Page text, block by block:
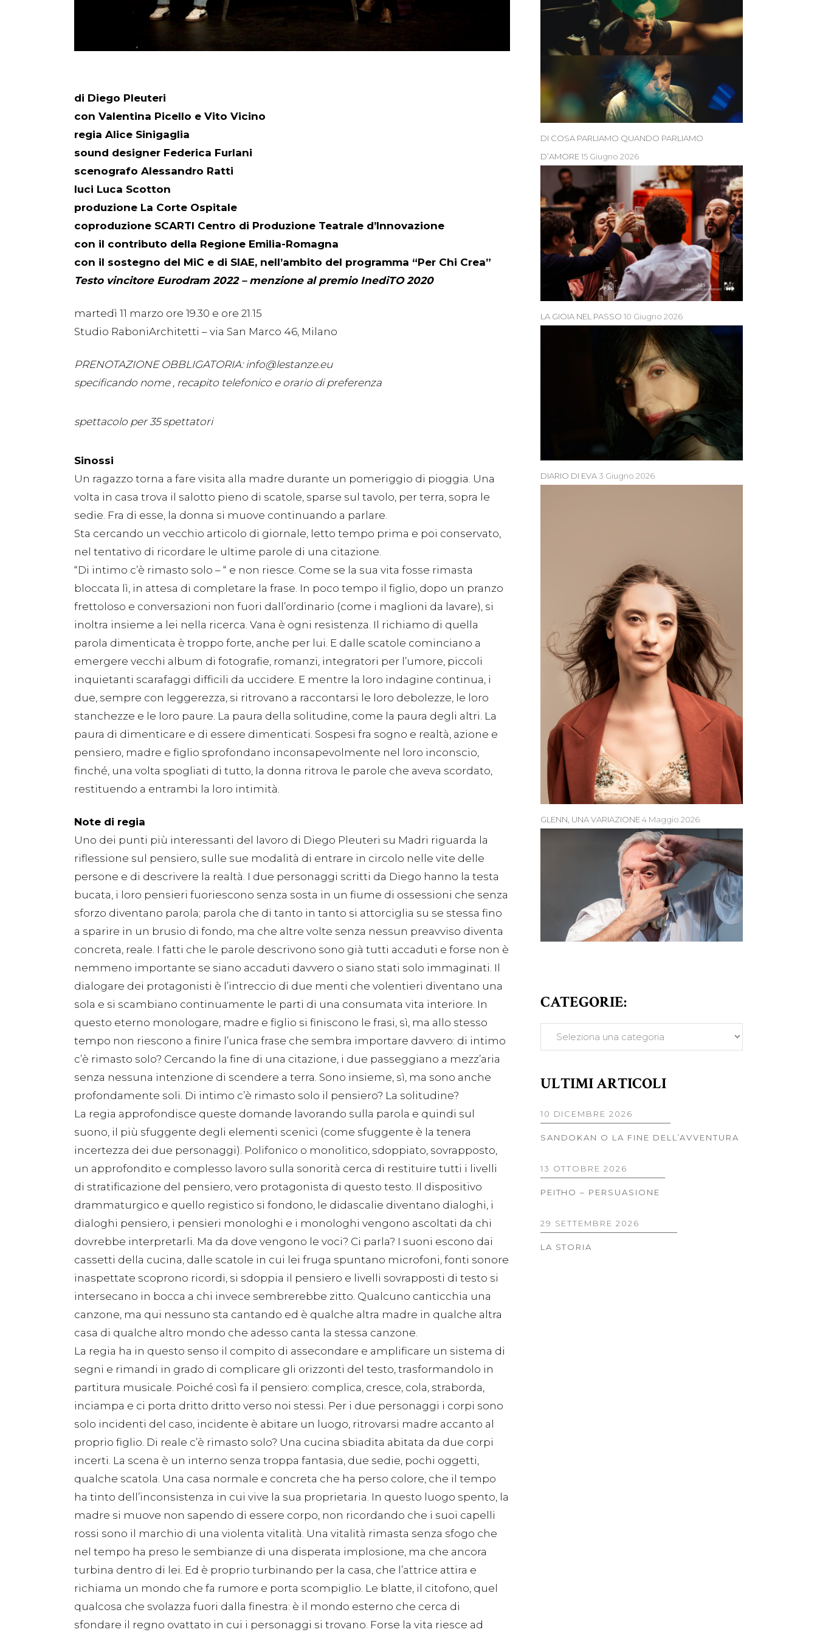
di Diego Pleuteri
con Valentina Picello e Vito Vicino
regia Alice Sinigaglia
sound designer Federica Furlani
scenografo Alessandro Ratti
luci Luca Scotton
produzione La Corte Ospitale
coproduzione SCARTI Centro di Produzione Teatrale d’Innovazione
con il contributo della Regione Emilia-Romagna
con il sostegno del MiC e di SIAE, nell’ambito del programma “Per Chi Crea”
Testo vincitore Eurodram 2022 – menzione al premio InediTO 2020
martedì 11 marzo ore 19.30 e ore 21.15
Studio RaboniArchitetti – via San Marco 46, Milano
PRENOTAZIONE OBBLIGATORIA: info@lestanze.eu
specificando nome , recapito telefonico e orario di preferenza
spettacolo per 35 spettatori
Sinossi
Un ragazzo torna a fare visita alla madre durante un pomeriggio di pioggia. Una
volta in casa trova il salotto pieno di scatole, sparse sul tavolo, per terra, sopra le
sedie. Fra di esse, la donna si muove continuando a parlare.
Sta cercando un vecchio articolo di giornale, letto tempo prima e poi conservato,
nel tentativo di ricordare le ultime parole di una citazione.
“Di intimo c’è rimasto solo – “ e non riesce. Come se la sua vita fosse rimasta
bloccata lì, in attesa di completare la frase. In poco tempo il figlio, dopo un pranzo
frettoloso e conversazioni non fuori dall’ordinario (come i maglioni da lavare), si
inoltra insieme a lei nella ricerca. Vana è ogni resistenza. Il richiamo di quella
parola dimenticata è troppo forte, anche per lui. E dalle scatole cominciano a
emergere vecchi album di fotografie, romanzi, integratori per l’umore, piccoli
inquietanti scarafaggi difficili da uccidere. E mentre la loro indagine continua, i
due, sempre con leggerezza, si ritrovano a raccontarsi le loro debolezze, le loro
stanchezze e le loro paure. La paura della solitudine, come la paura degli altri. La
paura di dimenticare e di essere dimenticati. Sospesi fra sogno e realtà, azione e
pensiero, madre e figlio sprofondano inconsapevolmente nel loro inconscio,
finché, una volta spogliati di tutto, la donna ritrova le parole che aveva scordato,
restituendo a entrambi la loro intimità.
Note di regia
Uno dei punti più interessanti del lavoro di Diego Pleuteri su Madri riguarda la
riflessione sul pensiero, sulle sue modalità di entrare in circolo nelle vite delle
persone e di descrivere la realtà. I due personaggi scritti da Diego hanno la testa
bucata, i loro pensieri fuoriescono senza sosta in un fiume di ossessioni che senza
sforzo diventano parola; parola che di tanto in tanto si attorciglia su se stessa fino
a sparire in un brusio di fondo, ma che altre volte senza nessun preavviso diventa
concreta, reale. I fatti che le parole descrivono sono già tutti accaduti e forse non è
nemmeno importante se siano accaduti davvero o siano stati solo immaginati. Il
dialogare dei protagonisti è l’intreccio di due menti che volentieri diventano una
sola e si scambiano continuamente le parti di una consumata vita interiore. In
questo eterno monologare, madre e figlio si finiscono le frasi, sì, ma allo stesso
tempo non riescono a finire l’unica frase che sembra importare davvero: di intimo
c’è rimasto solo? Cercando la fine di una citazione, i due passeggiano a mezz’aria
senza nessuna intenzione di scendere a terra. Sono insieme, sì, ma sono anche
profondamente soli. Di intimo c’è rimasto solo il pensiero? La solitudine?
La regia approfondisce queste domande lavorando sulla parola e quindi sul
suono, il più sfuggente degli elementi scenici (come sfuggente è la tenera
incertezza dei due personaggi). Polifonico o monolitico, sdoppiato, sovrapposto,
un approfondito e complesso lavoro sulla sonorità cerca di restituire tutti i livelli
di stratificazione del pensiero, vero protagonista di questo testo. Il dispositivo
drammaturgico e quello registico si fondono, le didascalie diventano dialoghi, i
dialoghi pensiero, i pensieri monologhi e i monologhi vengono ascoltati da chi
dovrebbe interpretarli. Ma da dove vengono le voci? Ci parla? I suoni escono dai
cassetti della cucina, dalle scatole in cui lei fruga spuntano microfoni, fonti sonore
inaspettate scoprono ricordi, si sdoppia il pensiero e livelli sovrapposti di testo si
intersecano in bocca a chi invece sembrerebbe zitto. Qualcuno canticchia una
canzone, ma qui nessuno sta cantando ed è qualche altra madre in qualche altra
casa di qualche altro mondo che adesso canta la stessa canzone.
La regia ha in questo senso il compito di assecondare e amplificare un sistema di
segni e rimandi in grado di complicare gli orizzonti del testo, trasformandolo in
partitura musicale. Poiché così fa il pensiero: complica, cresce, cola, straborda,
inciampa e ci porta dritto dritto verso noi stessi. Per i due personaggi i corpi sono
solo incidenti del caso, incidente è abitare un luogo, ritrovarsi madre accanto al
proprio figlio. Di reale c’è rimasto solo? Una cucina sbiadita abitata da due corpi
incerti. La scena è un interno senza troppa fantasia, due sedie, pochi oggetti,
qualche scatola. Una casa normale e concreta che ha perso colore, che il tempo
ha tinto dell’inconsistenza in cui vive la sua proprietaria. In questo luogo spento, la
madre si muove non sapendo di essere corpo, non ricordando che i suoi capelli
rossi sono il marchio di una violenta vitalità. Una vitalità rimasta senza sfogo che
nel tempo ha preso le sembianze di una disperata implosione, ma che ancora
turbina dentro di lei. Ed è proprio turbinando per la casa, che l’attrice attira e
richiama un mondo che fa rumore e porta scompiglio. Le blatte, il citofono, quel
qualcosa che svolazza fuori dalla finestra: è il mondo esterno che cerca di
sfondare il regno ovattato in cui i personaggi si trovano. Forse la vita riesce ad
DI COSA PARLIAMO QUANDO PARLIAMO
D’AMORE15 Giugno 2026
LA GIOIA NEL PASSO 10 Giugno 2026
DIARIO DI EVA3 Giugno 2026
GLENN, UNA VARIAZIONE4 Maggio 2026
CATEGORIE:
ULTIMI ARTICOLI
10 DICEMBRE 2026
SANDOKAN O LA FINE DELL’AVVENTURA
13 OTTOBRE 2026
PEITHO – PERSUASIONE
29 SETTEMBRE 2026
LA STORIA